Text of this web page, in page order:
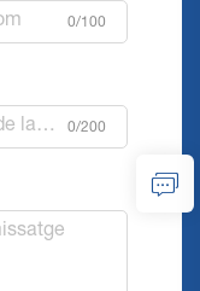
0/100
0/200